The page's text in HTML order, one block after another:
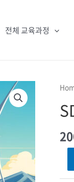
전체 교육과정
온라